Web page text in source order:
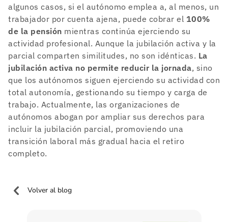
algunos casos, si el autónomo emplea a, al menos, un
trabajador por cuenta ajena, puede cobrar el 100%
de la pensión mientras continúa ejerciendo su
actividad profesional. Aunque la jubilación activa y la
parcial comparten similitudes, no son idénticas. La
jubilación activa no permite reducir la jornada, sino
que los autónomos siguen ejerciendo su actividad con
total autonomía, gestionando su tiempo y carga de
trabajo. Actualmente, las organizaciones de
autónomos abogan por ampliar sus derechos para
incluir la jubilación parcial, promoviendo una
transición laboral más gradual hacia el retiro
completo.
Volver al blog